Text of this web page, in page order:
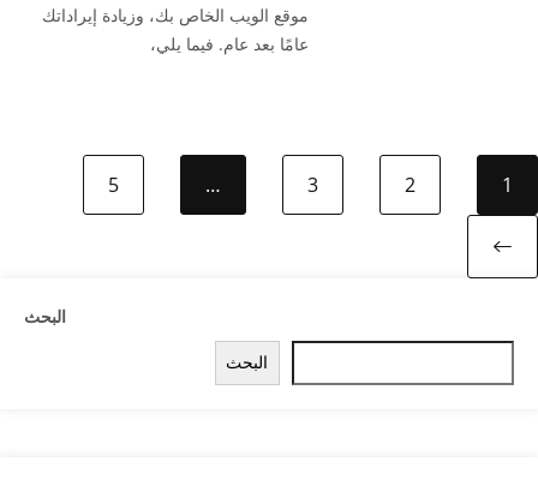
موقع الويب الخاص بك، وزيادة إيراداتك
عامًا بعد عام. فيما يلي،
1
2
3
…
5
البحث
البحث